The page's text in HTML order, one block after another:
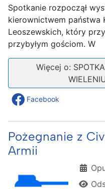
Spotkanie rozpoczął
kierownictwem państwa
Leoszewskich, który
przybyłym gościom. W
Więcej o:
Facebook
Pożegnanie z
Armii